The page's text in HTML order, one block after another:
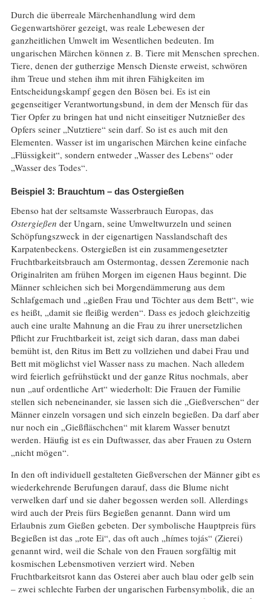
Durch die überreale Märchenhandlung wird dem
Gegenwartshörer gezeigt, was reale Lebewesen der
ganzheitlichen Umwelt im Wesentlichen bedeuten. Im
ungarischen Märchen können z. B. Tiere mit Menschen sprechen.
Tiere, denen der gutherzige Mensch Dienste erweist, schwören
ihm Treue und stehen ihm mit ihren Fähigkeiten im
Entscheidungskampf gegen den Bösen bei. Es ist ein
gegenseitiger Verantwortungsbund, in dem der Mensch für das
Tier Opfer zu bringen hat und nicht einseitiger Nutznießer des
Opfers seiner „Nutztiere“ sein darf. So ist es auch mit den
Elementen. Wasser ist im ungarischen Märchen keine einfache
„Flüssigkeit“, sondern entweder „Wasser des Lebens“ oder
„Wasser des Todes“.
Beispiel 3: Brauchtum – das Ostergießen
Ebenso hat der seltsamste Wasserbrauch Europas, das
Ostergießen der Ungarn, seine Umweltwurzeln und seinen
Schöpfungszweck in der eigenartigen Nasslandschaft des
Karpatenbeckens. Ostergießen ist ein zusammengesetzter
Fruchtbarkeitsbrauch am Ostermontag, dessen Zeremonie nach
Originalriten am frühen Morgen im eigenen Haus beginnt. Die
Männer schleichen sich bei Morgendämmerung aus dem
Schlafgemach und „gießen Frau und Töchter aus dem Bett“, wie
es heißt, „damit sie fleißig werden“. Dass es jedoch gleichzeitig
auch eine uralte Mahnung an die Frau zu ihrer unersetzlichen
Pflicht zur Fruchtbarkeit ist, zeigt sich daran, dass man dabei
bemüht ist, den Ritus im Bett zu vollziehen und dabei Frau und
Bett mit möglichst viel Wasser nass zu machen. Nach alledem
wird feierlich gefrühstückt und der ganze Ritus nochmals, aber
nun „auf ordentliche Art“ wiederholt: Die Frauen der Familie
stellen sich nebeneinander, sie lassen sich die „Gießverschen“ der
Männer einzeln vorsagen und sich einzeln begießen. Da darf aber
nur noch ein „Gießfläschchen“ mit klarem Wasser benutzt
werden. Häufig ist es ein Duftwasser, das aber Frauen zu Ostern
„nicht mögen“.
In den oft individuell gestalteten Gießverschen der Männer gibt es
wiederkehrende Berufungen darauf, dass die Blume nicht
verwelken darf und sie daher begossen werden soll. Allerdings
wird auch der Preis fürs Begießen genannt. Dann wird um
Erlaubnis zum Gießen gebeten. Der symbolische Hauptpreis fürs
Begießen ist das „rote Ei“, das oft auch „hímes tojás“ (Zierei)
genannt wird, weil die Schale von den Frauen sorgfältig mit
kosmischen Lebensmotiven verziert wird. Neben
Fruchtbarkeitsrot kann das Osterei aber auch blau oder gelb sein
– zwei schlechte Farben der ungarischen Farbensymbolik, die an